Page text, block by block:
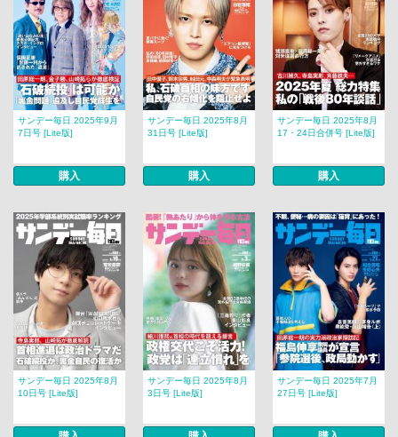
サンデー毎日 2025年9月
7日号 [Lite版]
購入
サンデー毎日 2025年8月
31日号 [Lite版]
購入
サンデー毎日 2025年8月
17・24日合併号 [Lite版]
購入
サンデー毎日 2025年8月
10日号 [Lite版]
サンデー毎日 2025年8月
3日号 [Lite版]
サンデー毎日 2025年7月
27日号 [Lite版]